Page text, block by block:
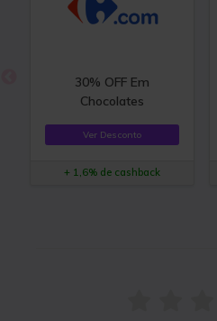
30% OFF Em
Chocolates
Ver Desconto
+ 1,6% de cashback